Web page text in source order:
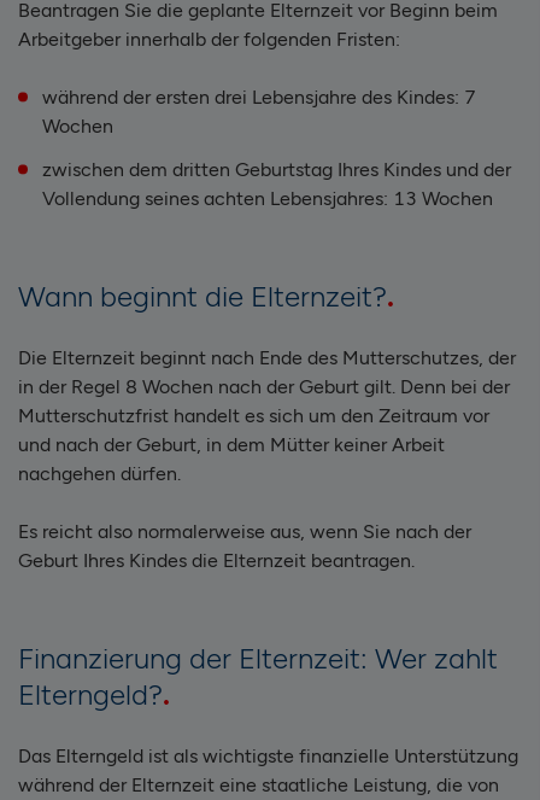
Beantragen Sie die geplante Elternzeit vor Beginn beim
Arbeitgeber innerhalb der folgenden Fristen:
während der ersten drei Lebensjahre des Kindes: 7
Wochen
zwischen dem dritten Geburtstag Ihres Kindes und der
Vollendung seines achten Lebensjahres: 13 Wochen
Wann beginnt die Elternzeit?
Die Elternzeit beginnt nach Ende des Mutterschutzes, der
in der Regel 8 Wochen nach der Geburt gilt. Denn bei der
Mutterschutzfrist handelt es sich um den Zeitraum vor
und nach der Geburt, in dem Mütter keiner Arbeit
nachgehen dürfen.
Es reicht also normalerweise aus, wenn Sie nach der
Geburt Ihres Kindes die Elternzeit beantragen.
Finanzierung der Elternzeit: Wer zahlt
Elterngeld?
Das Elterngeld ist als wichtigste finanzielle Unterstützung
während der Elternzeit eine staatliche Leistung, die von